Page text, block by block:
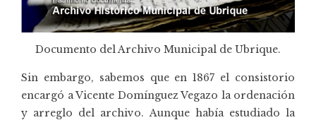
Documento del Archivo Municipal de Ubrique.
Sin embargo, sabemos que en 1867 el consistorio
encargó a Vicente Domínguez Vegazo la ordenación
y arreglo del archivo. Aunque había estudiado la